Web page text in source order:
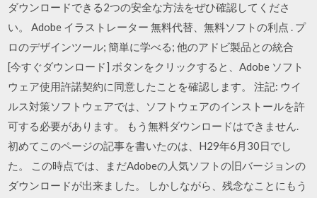
ダウンロードできる2つの安全な方法をぜひ確認してくださ
い。 Adobe イラストレーター 無料代替、無料ソフトの利点 . プ
ロのデザインツール; 簡単に学べる; 他のアドビ製品との統合
[今すぐダウンロード] ボタンをクリックすると、Adobe ソフト
ウェア使用許諾契約に同意したことを確認します。 注記: ウイ
ルス対策ソフトウェアでは、ソフトウェアのインストールを許
可する必要があります。 もう無料ダウンロードはできません.
初めてこのページの記事を書いたのは、H29年6月30日でし
た。 この時点では、まだAdobeの人気ソフトの旧バージョンの
ダウンロードが出来ました。 しかしながら、残念なことにもう